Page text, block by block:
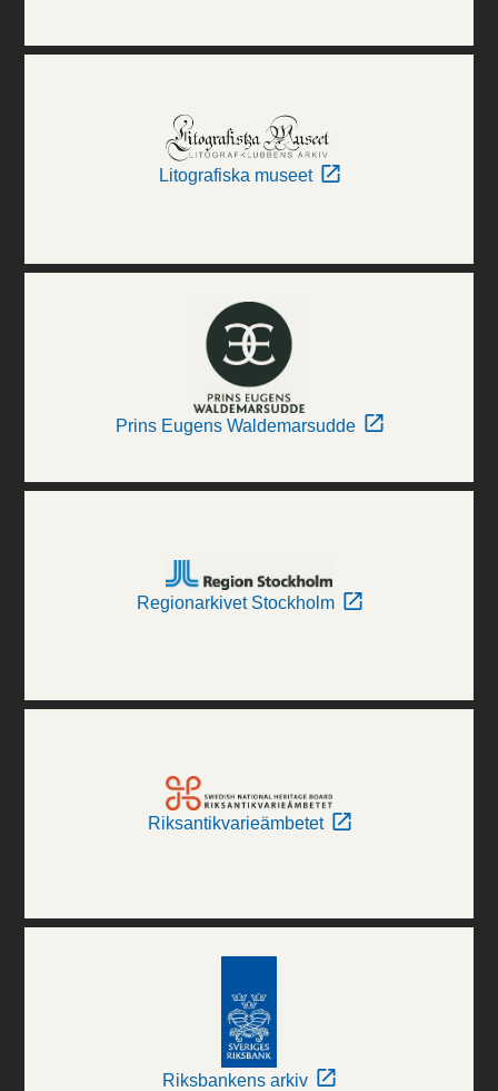
Litografiska museet
Prins Eugens Waldemarsudde
Regionarkivet Stockholm
Riksantikvarieämbetet
Riksbankens arkiv